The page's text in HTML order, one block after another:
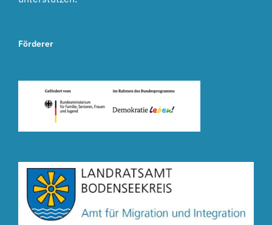
Förderer